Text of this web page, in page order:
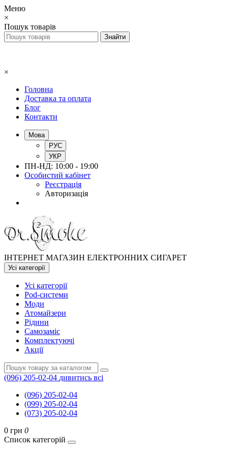
Меню
×
Пошук товарів
×
Головна
Доставка та оплата
Блог
Контакти
Мова
РУС
УКР
ПН-НД: 10:00 - 19:00
Особистий кабінет
Реєстрація
Авторизація
ІНТЕРНЕТ МАГАЗИН ЕЛЕКТРОННИХ СИГАРЕТ
Усі категорії
Усі категорії
Pod-системи
Моди
Атомайзери
Рідини
Самозаміс
Комплектуючі
Акції
(096) 205-02-04 дивитись всі
(096) 205-02-04
(099) 205-02-04
(073) 205-02-04
0 грн 0
Список категорій